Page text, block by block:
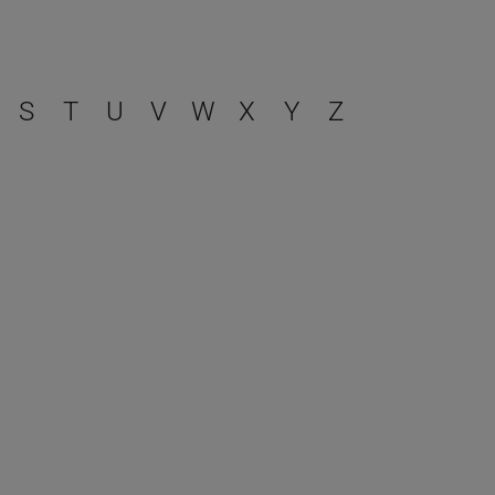
S T U V W X Y Z